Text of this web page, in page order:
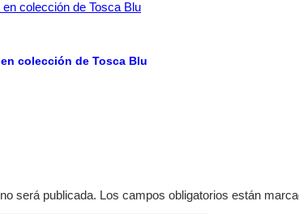
colección de Tosca Blu
será publicada. Los campos obligatorios están